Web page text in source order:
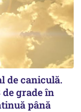
de caniculă.
grade în
până